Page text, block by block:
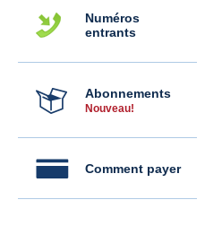
Numéros
entrants
Abonnements
Nouveau!
Comment payer